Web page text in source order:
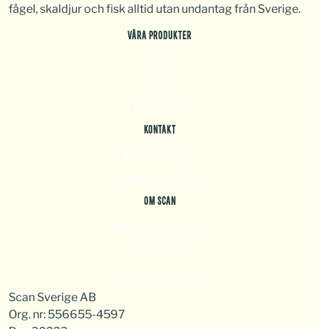
fågel, skaldjur och fisk alltid utan undantag från Sverige.
VÅRA PRODUKTER
KONTAKT
OM SCAN
Scan Sverige AB
Org. nr: 556655-4597